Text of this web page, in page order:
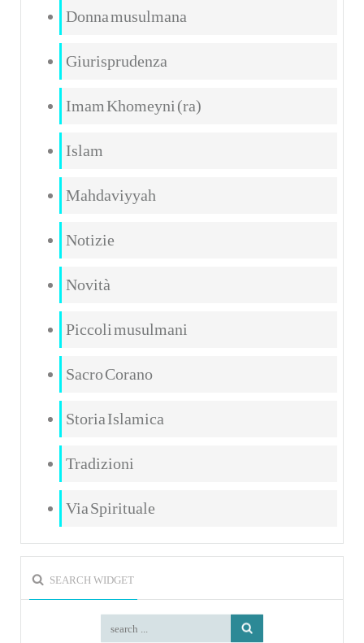
Donna musulmana
Giurisprudenza
Imam Khomeyni (ra)
Islam
Mahdaviyyah
Notizie
Novità
Piccoli musulmani
Sacro Corano
Storia Islamica
Tradizioni
Via Spirituale
SEARCH WIDGET